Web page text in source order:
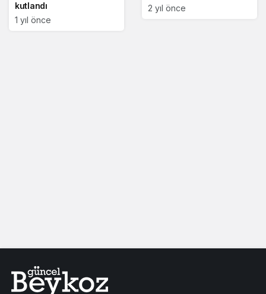
kutlandı
1 yıl önce
2 yıl önce